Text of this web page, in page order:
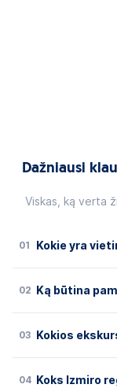
Dažniausi
Viskas, ką verta
01 Kokie yra
02 Ką būtina
03 Kokios
04 Koks Izmiro